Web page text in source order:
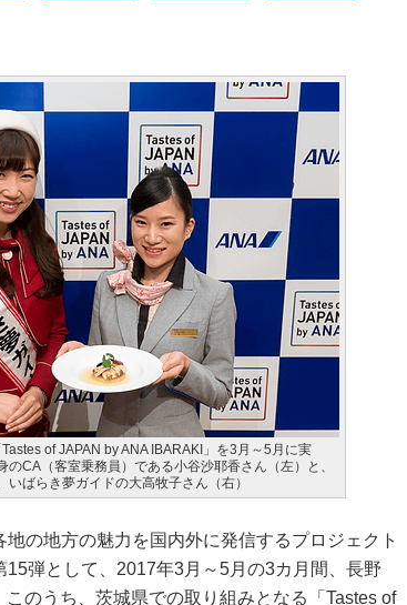
of JAPAN by ANA IBARAKI」を3月～5月に実
CA（客室乗務員）である小谷沙耶香さん（左）と、
ばらき夢ガイドの大高牧子さん（右）
の地方の魅力を国内外に発信するプロジェクト
15弾として、2017年3月～5月の3カ月間、長野
のうち、茨城県での取り組みとなる「Tastes of